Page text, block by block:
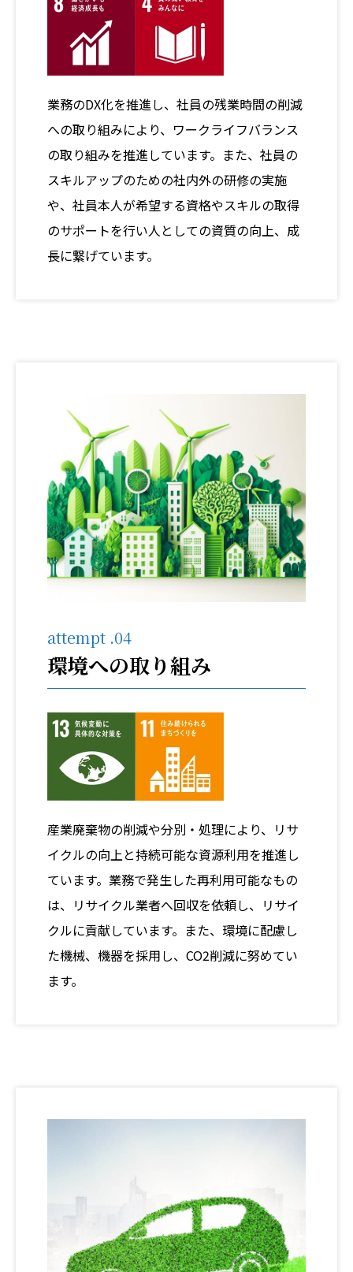
業務のDX化を推進し、社員の残業時間の削減
への取り組みにより、ワークライフバランス
の取り組みを推進しています。また、社員の
スキルアップのための社内外の研修の実施
や、社員本人が希望する資格やスキルの取得
のサポートを行い人としての資質の向上、成
⾧に繋げています。
attempt .04
環境への取り組み
産業廃棄物の削減や分別・処理により、リサ
イクルの向上と持続可能な資源利用を推進し
ています。業務で発生した再利用可能なもの
は、リサイクル業者へ回収を依頼し、リサイ
クルに貢献しています。また、環境に配慮し
た機械、機器を採用し、CO2削減に努めてい
ます。